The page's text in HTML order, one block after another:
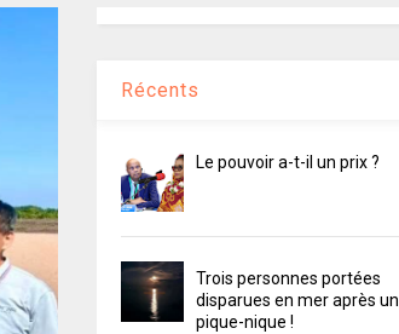
Récents
Le pouvoir a-t-il un prix ?
Trois personnes portées
disparues en mer après un
pique-nique !